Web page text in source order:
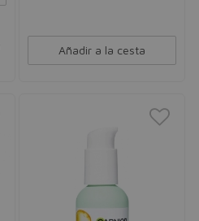
Añadir a la cesta